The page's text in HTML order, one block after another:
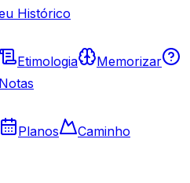
Histórico
Etimologia
Memorizar
Planos Caminho